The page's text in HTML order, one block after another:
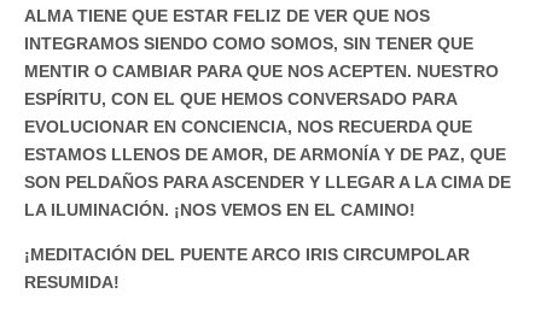
ALMA TIENE QUE ESTAR FELIZ DE VER QUE NOS
INTEGRAMOS SIENDO COMO SOMOS, SIN TENER QUE
MENTIR O CAMBIAR PARA QUE NOS ACEPTEN. NUESTRO
ESPÍRITU, CON EL QUE HEMOS CONVERSADO PARA
EVOLUCIONAR EN CONCIENCIA, NOS RECUERDA QUE
ESTAMOS LLENOS DE AMOR, DE ARMONÍA Y DE PAZ, QUE
SON PELDAÑOS PARA ASCENDER Y LLEGAR A LA CIMA DE
LA ILUMINACIÓN. ¡NOS VEMOS EN EL CAMINO!
¡MEDITACIÓN DEL PUENTE ARCO IRIS CIRCUMPOLAR
RESUMIDA!